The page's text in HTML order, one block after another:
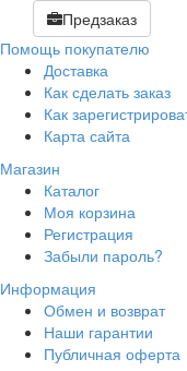
Предзаказ
Помощь покупателю
Доставка
Как сделать заказ
Как
Карта сайта
Магазин
Каталог
Моя корзина
Регистрация
Забыли пароль?
Информация
Обмен и возврат
Наши гарантии
Публичная оферта